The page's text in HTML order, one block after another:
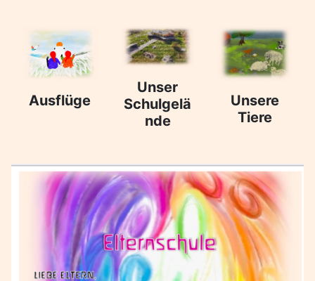
Ausflüge
Unser
Schulgelä
nde
Unsere
Tiere